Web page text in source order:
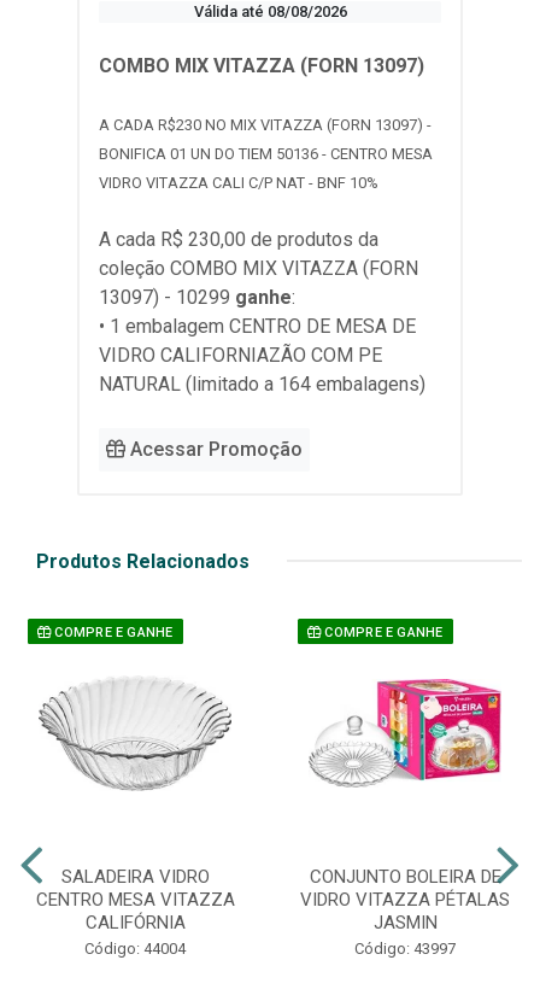
Válida até 08/08/2026
COMBO MIX VITAZZA (FORN 13097)
A CADA R$230 NO MIX VITAZZA (FORN 13097) -
BONIFICA 01 UN DO TIEM 50136 - CENTRO MESA
VIDRO VITAZZA CALI C/P NAT - BNF 10%
A cada R$ 230,00 de produtos da
coleção COMBO MIX VITAZZA (FORN
13097) - 10299 ganhe:
• 1 embalagem CENTRO DE MESA DE
VIDRO CALIFORNIAZÃO COM PE
NATURAL (limitado a 164 embalagens)
Acessar Promoção
Produtos Relacionados
COMPRE E GANHE
SALADEIRA VIDRO
CENTRO MESA VITAZZA
CALIFÓRNIA
Código: 44004
COMPRE E GANHE
CONJUNTO BOLEIRA DE
VIDRO VITAZZA PÉTALAS
JASMIN
Código: 43997